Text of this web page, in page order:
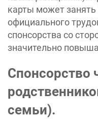
карты может занять
официального
спонсорства со
значительно
Спонсорство
семьи).